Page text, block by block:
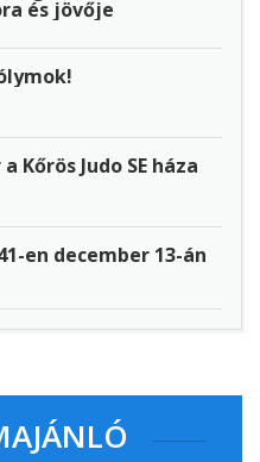
és jövője
Kőrös Judo SE háza
en december 13-án